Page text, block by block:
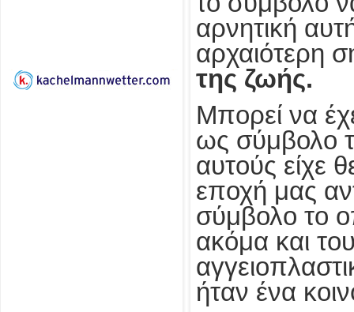
αρνητική
αρχαιότερη
της ζωής.
Μπορεί να
ως σύμβολο
αυτούς είχε
εποχή μας
σύμβολο το
ακόμα και
ήταν ένα